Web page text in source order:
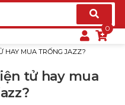
HAY MUA TRỐNG JAZZ?
tử hay mua